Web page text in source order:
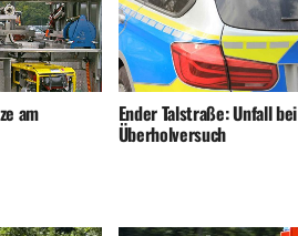
am Ender Talstraße: Unfall bei
Überholversuch